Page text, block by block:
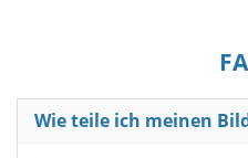
Wie teile ich meinen